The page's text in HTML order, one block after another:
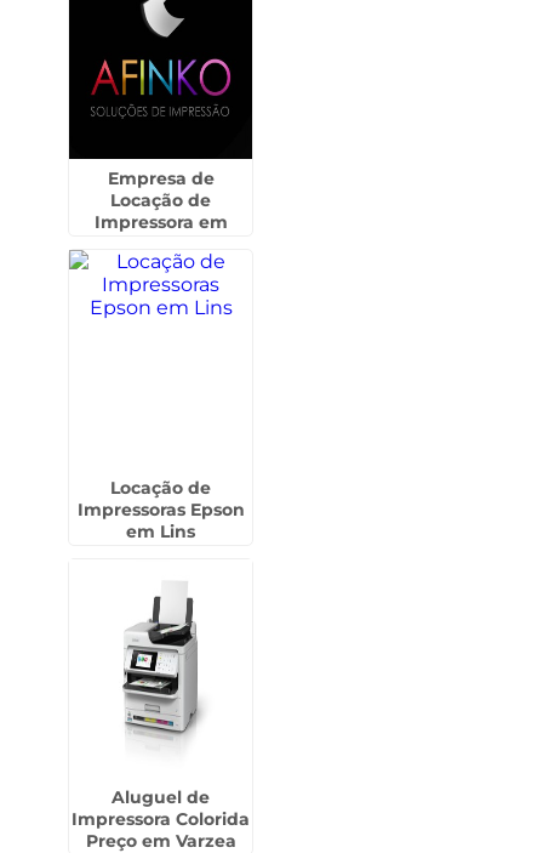
Empresa de
Locação de
Impressora em
Locação de
Impressoras Epson
em Lins
Aluguel de
Impressora Colorida
Preço em Varzea